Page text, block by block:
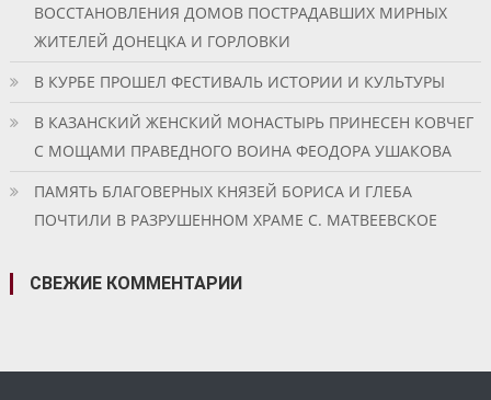
ВОССТАНОВЛЕНИЯ ДОМОВ ПОСТРАДАВШИХ МИРНЫХ
ЖИТЕЛЕЙ ДОНЕЦКА И ГОРЛОВКИ
В КУРБЕ ПРОШЕЛ ФЕСТИВАЛЬ ИСТОРИИ И КУЛЬТУРЫ
В КАЗАНСКИЙ ЖЕНСКИЙ МОНАСТЫРЬ ПРИНЕСЕН КОВЧЕГ
С МОЩАМИ ПРАВЕДНОГО ВОИНА ФЕОДОРА УШАКОВА
ПАМЯТЬ БЛАГОВЕРНЫХ КНЯЗЕЙ БОРИСА И ГЛЕБА
ПОЧТИЛИ В РАЗРУШЕННОМ ХРАМЕ С. МАТВЕЕВСКОЕ
СВЕЖИЕ КОММЕНТАРИИ